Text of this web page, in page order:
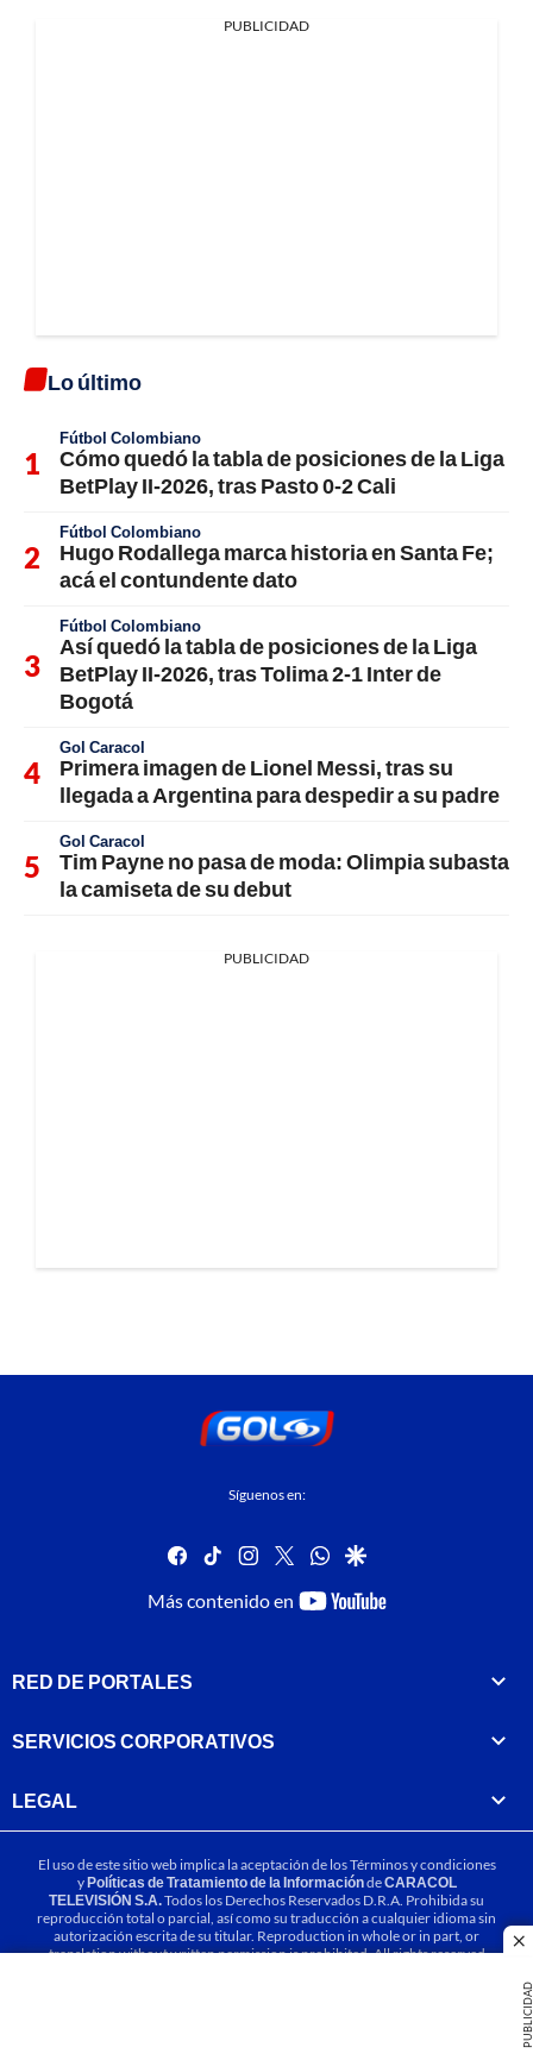
PUBLICIDAD
PUBLICIDAD
Lo último
Fútbol Colombiano
Cómo quedó la tabla de posiciones de la Liga
BetPlay II-2026, tras Pasto 0-2 Cali
Fútbol Colombiano
Hugo Rodallega marca historia en Santa Fe;
acá el contundente dato
Fútbol Colombiano
Así quedó la tabla de posiciones de la Liga
BetPlay II-2026, tras Tolima 2-1 Inter de
Bogotá
Gol Caracol
Primera imagen de Lionel Messi, tras su
llegada a Argentina para despedir a su padre
Gol Caracol
Tim Payne no pasa de moda: Olimpia subasta
la camiseta de su debut
PUBLICIDAD
Síguenos en:
facebook
tiktok instagram
twitterwhatsapp
google
Más contenido en
youtube-
RED DE PORTALES
SERVICIOS CORPORATIVOS
LEGAL
El uso de este sitio web implica la aceptación de losTérminos y condiciones
yPolíticas de Tratamiento de la InformacióndeCARACOL
TELEVISIÓN S.A.Todos los Derechos Reservados D.R.A. Prohibida su
reproducción total o parcial, así como su traducción a cualquier idioma sin
autorización escrita de su titular. Reproduction in whole or in part, or
translation without written permission is prohibited. All rights reserved